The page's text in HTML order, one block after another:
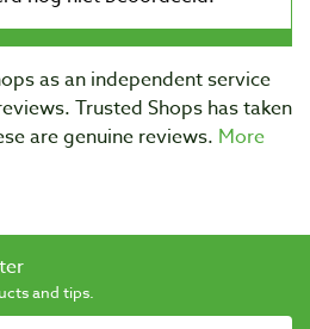
as an independent service
Trusted Shops has taken
are genuine reviews. More
and tips.